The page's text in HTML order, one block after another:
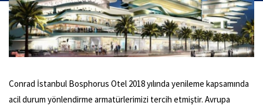
Conrad İstanbul Bosphorus Otel 2018 yılında yenileme kapsamında
acil durum yönlendirme armatürlerimizi tercih etmiştir. Avrupa